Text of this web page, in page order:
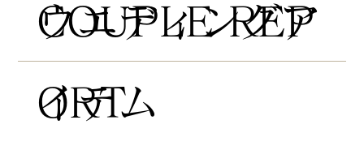
COUPLE REP
ORT
​ウエディングア
イテム